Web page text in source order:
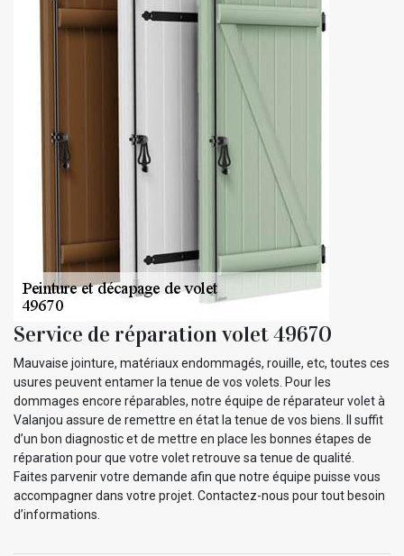
Service de réparation volet 49670
Mauvaise jointure, matériaux endommagés, rouille, etc, toutes ces
usures peuvent entamer la tenue de vos volets. Pour les
dommages encore réparables, notre équipe de réparateur volet à
Valanjou assure de remettre en état la tenue de vos biens. Il suffit
d’un bon diagnostic et de mettre en place les bonnes étapes de
réparation pour que votre volet retrouve sa tenue de qualité.
Faites parvenir votre demande afin que notre équipe puisse vous
accompagner dans votre projet. Contactez-nous pour tout besoin
d’informations.